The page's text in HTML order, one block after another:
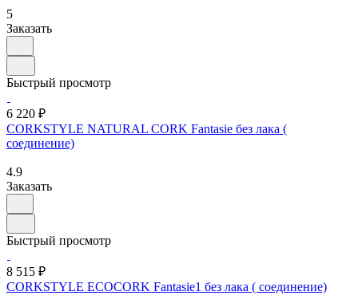
5
Заказать
Быстрый просмотр
6 220 ₽
CORKSTYLE NATURAL CORK Fantasie без лака (
соединение)
4.9
Заказать
Быстрый просмотр
8 515 ₽
CORKSTYLE ECOCORK Fantasie1 без лака ( соединение)